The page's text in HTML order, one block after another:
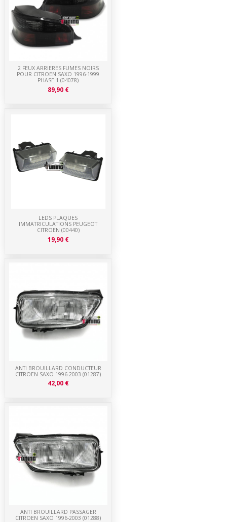
ANTI BROUILLARD PASSAGER
CITROEN SAXO 1996-2003 (01288)
ANTI BROUILLARD CONDUCTEUR
CITROEN SAXO 1996-2003 (01287)
42,00 €
LEDS PLAQUES
IMMATRICULATIONS PEUGEOT
CITROEN (00440)
19,90 €
2 FEUX ARRIERES FUMES NOIRS
POUR CITROEN SAXO 1996-1999
PHASE 1 (04078)
89,90 €